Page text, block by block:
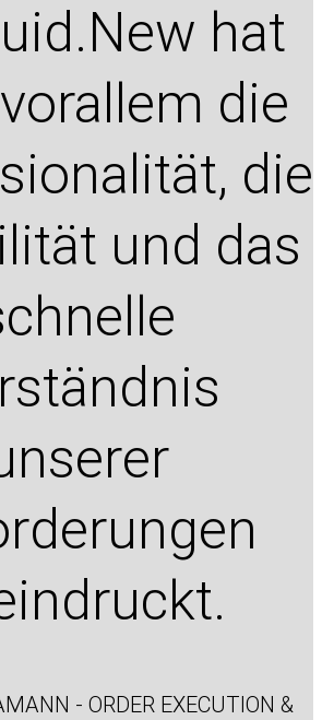
hat
die
die
und das
- ORDER EXECUTION &